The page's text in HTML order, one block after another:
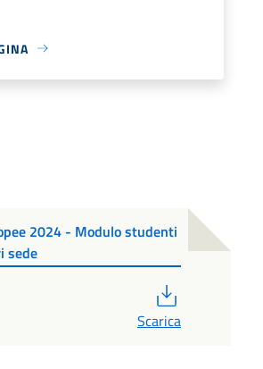
2024 - Modulo studenti
sede
Scarica